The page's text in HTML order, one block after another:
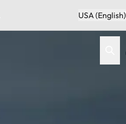
USA (English)